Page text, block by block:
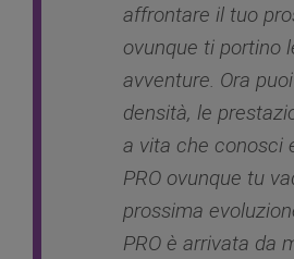
affrontare il tuo
ovunque ti portino
avventure. Ora
densità, le
a vita che conosci
PRO ovunque tu
prossima
PRO è arrivata da